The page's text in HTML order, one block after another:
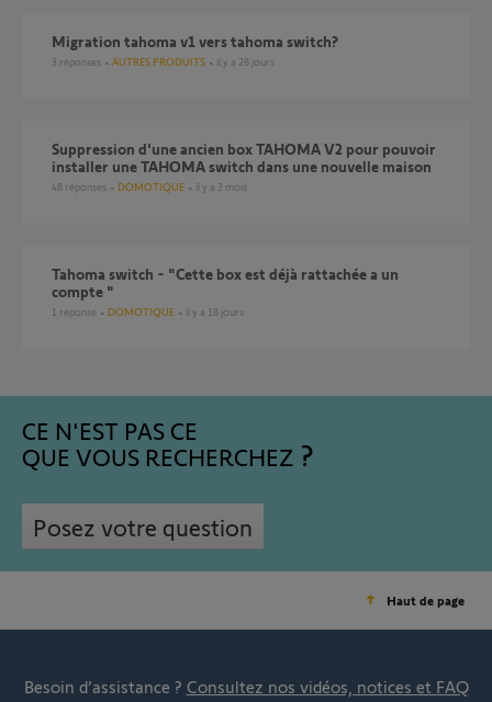
Migration tahoma v1 vers tahoma switch?
3 réponses AUTRES PRODUITS il y a 28 jours
Suppression d'une ancien box TAHOMA V2 pour pouvoir
installer une TAHOMA switch dans une nouvelle maison
48 réponses DOMOTIQUE il y a 3 mois
Tahoma switch - "Cette box est déjà rattachée a un
compte "
1 réponse DOMOTIQUE il y a 18 jours
CE N'EST PAS CE
QUE VOUS RECHERCHEZ
Posez votre question
Haut de page
Besoin d’assistance ? Consultez nos vidéos, notices et FAQ